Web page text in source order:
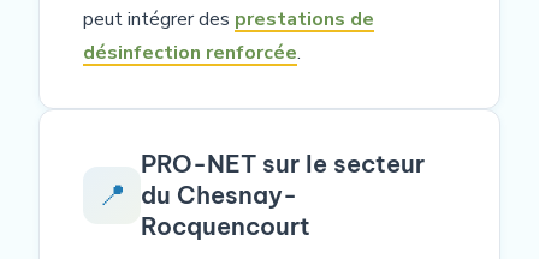
peut intégrer des prestations de
désinfection renforcée.
📍
PRO-NET sur le secteur
du Chesnay-
Rocquencourt